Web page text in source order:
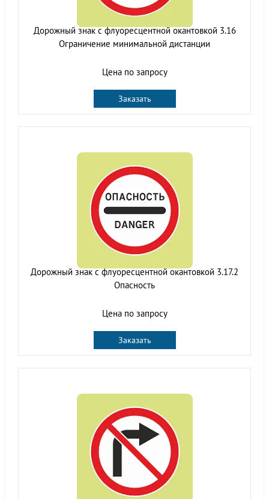
Дорожный знак с флуоресцентной окантовкой 3.16
Ограничение минимальной дистанции
Цена по запросу
Заказать
Дорожный знак с флуоресцентной окантовкой 3.17.2
Опасность
Цена по запросу
Заказать